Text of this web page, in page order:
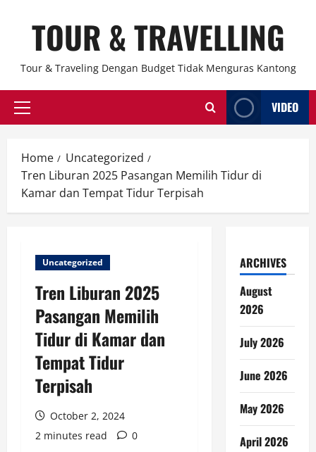
TOUR & TRAVELLING
Tour & Traveling Dengan Budget Tidak Menguras Kantong
Primary
VIDEO
Home
Uncategorized
Tren Liburan 2025 Pasangan Memilih Tidur di
Kamar dan Tempat Tidur Terpisah
Uncategorized
Tren Liburan 2025
Pasangan Memilih
Tidur di Kamar dan
Tempat Tidur
Terpisah
October 2, 2024
2 minutes read
0
ARCHIVES
August
2026
July 2026
June 2026
May 2026
April 2026